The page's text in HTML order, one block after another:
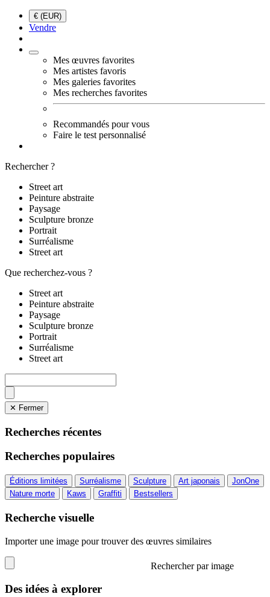
€ (EUR)
Vendre
Mes œuvres favorites
Mes artistes favoris
Mes galeries favorites
Mes recherches favorites
Recommandés pour vous
Faire le test personnalisé
Rechercher ?
Street art
Peinture abstraite
Paysage
Sculpture bronze
Portrait
Surréalisme
Street art
Que recherchez-vous ?
Street art
Peinture abstraite
Paysage
Sculpture bronze
Portrait
Surréalisme
Street art
✕ Fermer
Recherches récentes
Recherches populaires
Éditions limitées Surréalisme Sculpture Art japonais
JonOne
Nature morte
Kaws Graffiti Bestsellers
Recherche visuelle
Importer une image pour trouver des œuvres similaires
Rechercher par image
Des idées à explorer